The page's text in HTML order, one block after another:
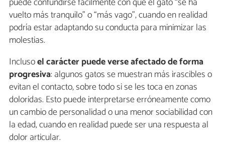
vuelto más tranquilo” o “más vago”, cuando en realidad
podría estar adaptando su conducta para minimizar las
molestias.
Inclusoel carácter puede verse afectado de forma
progresiva: algunos gatos se muestran más irascibles o
evitan el contacto, sobre todo si se les toca en zonas
doloridas. Esto puede interpretarse erróneamente como
un cambio de personalidad o una menor sociabilidad con
la edad, cuando en realidad puede ser una respuesta al
dolor articular.